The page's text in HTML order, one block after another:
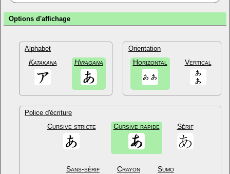
Options d'affichage
Alphabet
Katakana Hiragana
Orientation
Horizontal Vertical
Police d'écriture
Cursive stricte Cursive rapide Sérif
Sans-sérif Crayon Sumo